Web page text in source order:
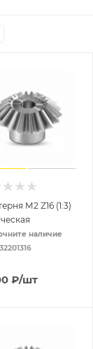
M2 Z16 (1:3)
наличие
₽/шт